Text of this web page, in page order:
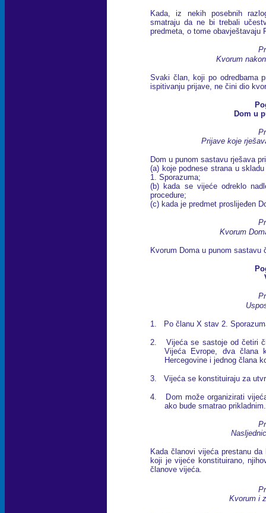
Kada, iz nekih posebnih
smatraju da ne bi trebali
predmeta, o tome obavještavaju
Kvorum
Svaki član, koji po odredbama
ispitivanju prijave, ne čini dio
Dom u
Prijave koje
Dom u punom sastavu rješava
(a) koje podnese strana u
1. Sporazuma;
(b) kada se vijeće odreklo
procedure;
(c) kada je predmet proslijeđen
Kvorum
Kvorum Doma u punom
1. Po članu X stav 2.
2. Vijeća se sastoje od četiri
Vijeća Evrope, dva člana
Hercegovine i jednog člana
3. Vijeća se konstituiraju za
4. Dom može organizirati
ako bude smatrao
Kada članovi vijeća prestanu
koji je vijeće konstituirano,
članove vijeća.
Kvorum i